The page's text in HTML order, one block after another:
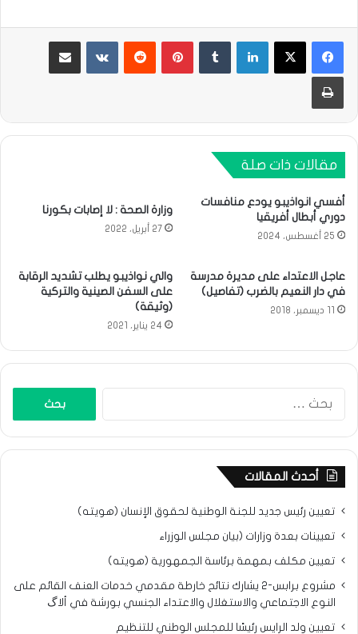
لينكدإن بينتيريست مشاركة عبر البريد
طباعة
مقالات ذات صلة
أفسي انواذيبو يودع منافسات
دوري أبطال أفريقيا
25 أغسطس، 2024
وزارة الصحة : لا إصابات بكورنا
27 أبريل، 2022
عاجل الاعتداء على مديرة مدرسة
في دار النعيم بالضرب (تفاصيل)
11 ديسمبر، 2018
والي نواذيبو يطلب تشديد الرقابة
على السفن الصينية والتركية
(وثيقة)
24 يناير، 2021
أحدث المقالات
تعيين رئيس جديد للجنة الوطنية لحقوق الإنسان (هويته)
تعيينات بعدة وزارات (بيان مجلس الوزراء
تعيين مكلف بمهمة برئاسة الجمهورية (هويته)
مشروع برابس-2 يشارك نتائح خارطة مقدمي خدمات العنف القائم على
النوع الاجتماعي والاستغلال والاعتداء الجنسي بورشة في ألاگ
تعيين ولد الرايس رئيسًا للمجلس الوطني للتنظيم